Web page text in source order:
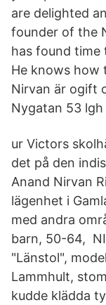
are delighted
founder of the
has found time
He knows how
Nirvan är ogift
Nygatan 53 lgh
ur Victors
det på den
Anand Nirvan
lägenhet i
med andra
barn, 50-64,
"Länstol",
Lammhult,
kudde klädda